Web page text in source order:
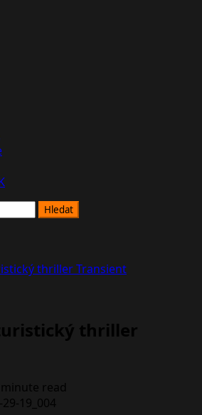
thriller Transient
thriller
minute read